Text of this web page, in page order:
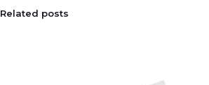
Related posts